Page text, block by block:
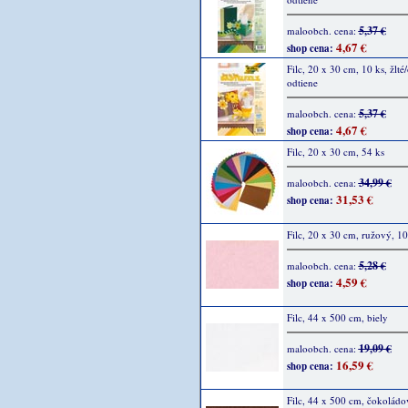
maloobch. cena:5,37 €
shop cena: 4,67 €
Filc, 20 x 30 cm, 10 ks,
odtiene
maloobch. cena:5,37 €
shop cena: 4,67 €
Filc, 20 x 30 cm, 54 ks
maloobch. cena:34,99 €
shop cena: 31,53 €
Filc, 20 x 30 cm, ružový,
maloobch. cena:5,28 €
shop cena: 4,59 €
Filc, 44 x 500 cm, biely
maloobch. cena:19,09 €
shop cena: 16,59 €
Filc, 44 x 500 cm,